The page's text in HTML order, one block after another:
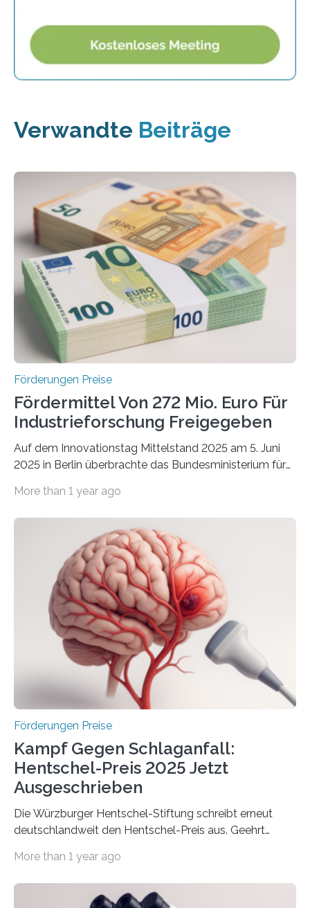
Verwandte Beiträge
Förderungen Preise
Fördermittel Von 272 Mio. Euro Für
Industrieforschung Freigegeben
Auf dem Innovationstag Mittelstand 2025 am 5. Juni
2025 in Berlin überbrachte das Bundesministerium für
Überplanmäßige Verpflichtungsermächtigungen in
Woche vom Haushaltsausschuss freigegeben – unter
anderem zur Unterstützung der
Industrieforschungsprogramme Industrielle
Gemeinschaftsforschung (IGF), Zentrales
Innovationsprogramm Mittelstand (ZIM) und
Innovationskompetenz INNO-KOM. Auf dem
Innovationstag Mittelstand 2025 am 5. Juni 2025 in
Berlin überbrachte das Bundesministerium für
Wirtschaft und Energie eine gute Nachricht:
Überplanmäßige Verpflichtungsermächtigungen in
More than 1 year ago
Förderungen Preise
Kampf Gegen Schlaganfall:
Hentschel-Preis 2025 Jetzt
Ausgeschrieben
Die Würzburger Hentschel-Stiftung schreibt erneut
deutschlandweit den Hentschel-Preis aus. Geehrt
hochrangige wissenschaftliche Publikation zum Thema
Schlaganfall“ mit Sitz in Würzburg fördert die
More than 1 year ago